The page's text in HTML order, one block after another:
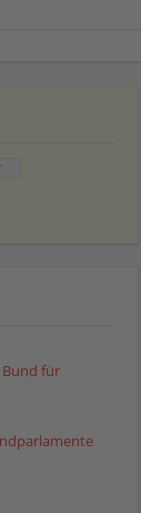
Bund für